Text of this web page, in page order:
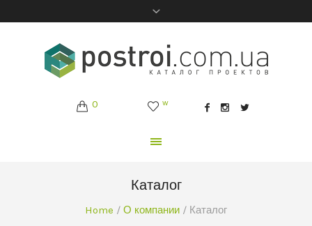
0 w
Каталог
Home / О компании / Каталог